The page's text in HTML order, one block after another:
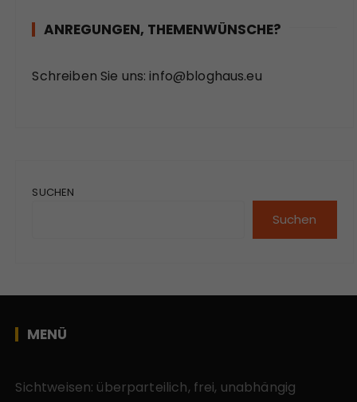
ANREGUNGEN, THEMENWÜNSCHE?
Schreiben Sie uns: info@bloghaus.eu
SUCHEN
Suchen
MENÜ
Sichtweisen: überparteilich, frei, unabhängig